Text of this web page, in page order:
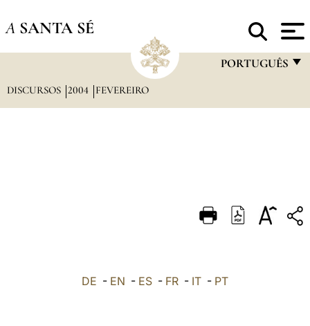
A SANTA SÉ
PORTUGUÊS
DEUTSCH
العربيّة
DISCURSOS 2004 FEVEREIRO
DE - EN - ES - FR - IT - PT